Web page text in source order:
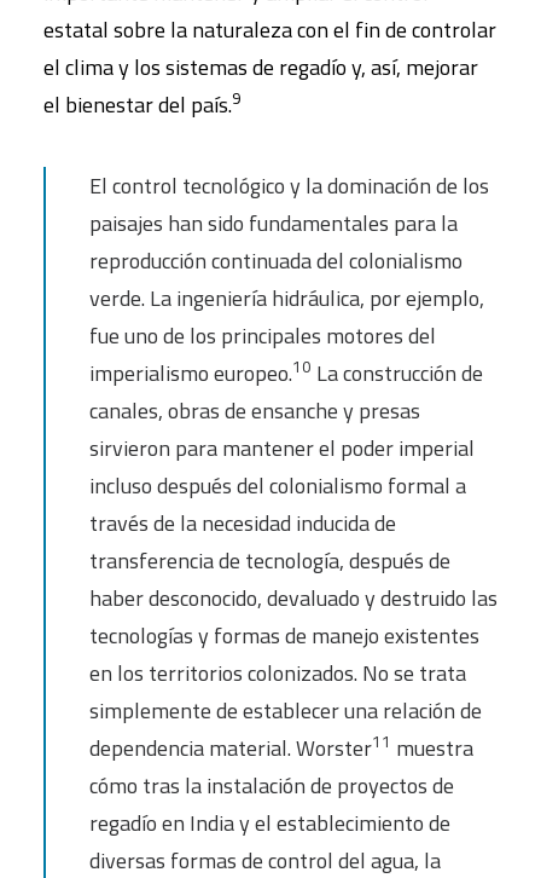
estatal sobre la naturaleza con el fin de controlar
el clima y los sistemas de regadío y, así, mejorar
el bienestar del país.9
El control tecnológico y la dominación de los
paisajes han sido fundamentales para la
reproducción continuada del colonialismo
verde. La ingeniería hidráulica, por ejemplo,
fue uno de los principales motores del
imperialismo europeo.10 La construcción de
canales, obras de ensanche y presas
sirvieron para mantener el poder imperial
incluso después del colonialismo formal a
través de la necesidad inducida de
transferencia de tecnología, después de
haber desconocido, devaluado y destruido las
tecnologías y formas de manejo existentes
en los territorios colonizados. No se trata
simplemente de establecer una relación de
dependencia material. Worster11 muestra
cómo tras la instalación de proyectos de
regadío en India y el establecimiento de
diversas formas de control del agua, la